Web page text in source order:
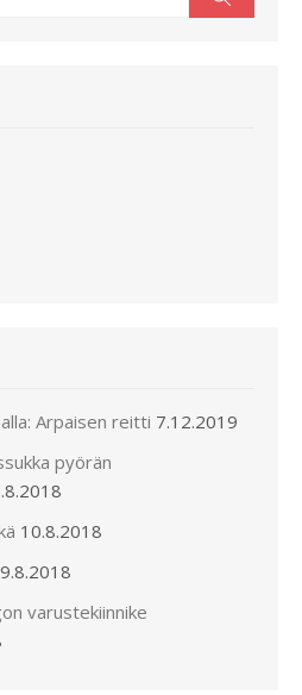
Arpaisen reitti 7.12.2019
pyörän
10.8.2018
9.8.2018
varustekiinnike